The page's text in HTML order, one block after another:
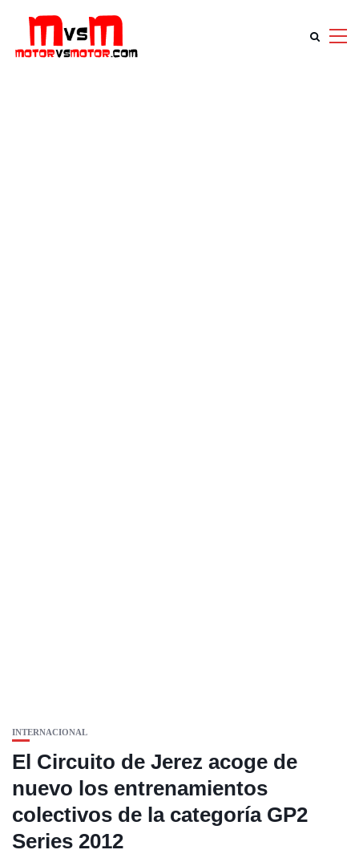
INTERNACIONAL
El Circuito de Jerez acoge de
nuevo los entrenamientos
colectivos de la categoría GP2
Series 2012